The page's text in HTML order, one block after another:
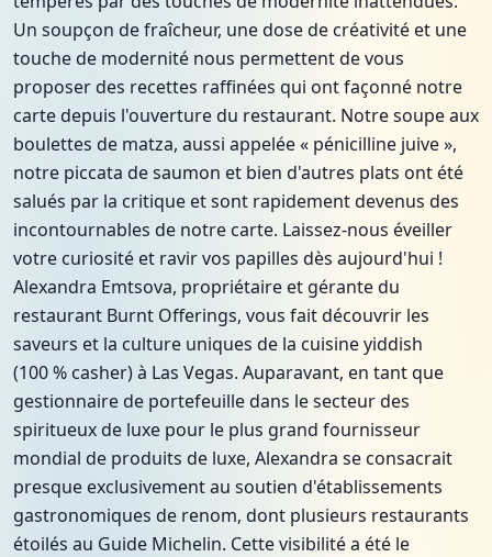
Un soupçon de fraîcheur, une dose de créativité et une
touche de modernité nous permettent de vous
proposer des recettes raffinées qui ont façonné notre
carte depuis l'ouverture du restaurant. Notre soupe aux
boulettes de matza, aussi appelée « pénicilline juive »,
notre piccata de saumon et bien d'autres plats ont été
salués par la critique et sont rapidement devenus des
incontournables de notre carte. Laissez-nous éveiller
votre curiosité et ravir vos papilles dès aujourd'hui !
Alexandra Emtsova, propriétaire et gérante du
restaurant Burnt Offerings, vous fait découvrir les
saveurs et la culture uniques de la cuisine yiddish
(100 % casher) à Las Vegas. Auparavant, en tant que
gestionnaire de portefeuille dans le secteur des
spiritueux de luxe pour le plus grand fournisseur
mondial de produits de luxe, Alexandra se consacrait
presque exclusivement au soutien d'établissements
gastronomiques de renom, dont plusieurs restaurants
étoilés au Guide Michelin. Cette visibilité a été le